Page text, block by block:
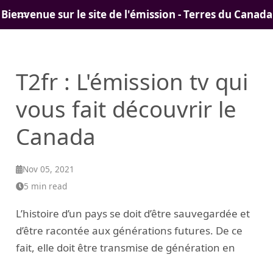
Bienvenue sur le site de l'émission - Terres du Canada
T2fr : L'émission tv qui
vous fait découvrir le
Canada
Nov 05, 2021
5 min read
L’histoire d’un pays se doit d’être sauvegardée et
d’être racontée aux générations futures. De ce
fait, elle doit être transmise de génération en